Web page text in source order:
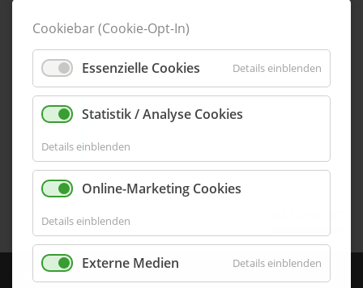
L60-10-3-R3-E
Cookiebar (Cookie-Opt-In)
Essenzielle Cookies Details einblenden
Statistik / Analyse Cookies
Details einblenden
Online-Marketing Cookies
Details einblenden
Externe Medien Details einblenden